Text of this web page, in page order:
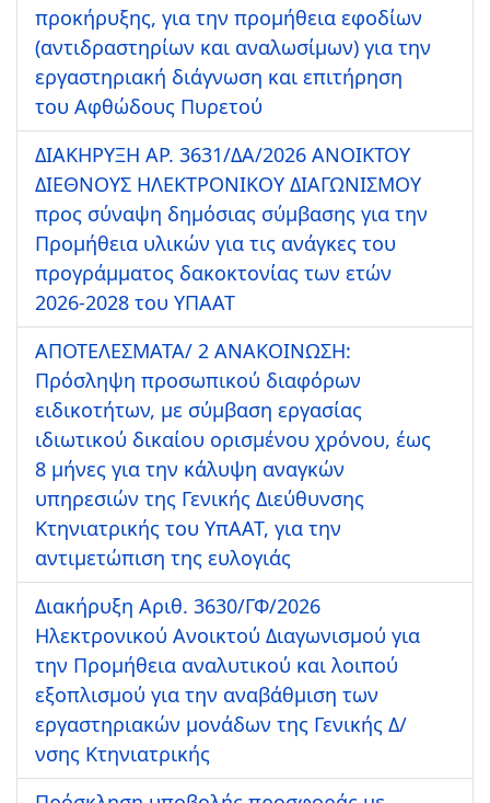
προκήρυξης, για την προμήθεια εφοδίων
(αντιδραστηρίων και αναλωσίμων) για την
εργαστηριακή διάγνωση και επιτήρηση
του Αφθώδους Πυρετού
ΔΙΑΚΗΡΥΞΗ ΑΡ. 3631/ΔΑ/2026 ΑΝΟΙΚΤΟΥ
ΔΙΕΘΝΟΥΣ ΗΛΕΚΤΡΟΝΙΚΟΥ ΔΙΑΓΩΝΙΣΜΟΥ
προς σύναψη δημόσιας σύμβασης για την
Προμήθεια υλικών για τις ανάγκες του
προγράμματος δακοκτονίας των ετών
2026-2028 του ΥΠΑΑΤ
ΑΠΟΤΕΛΕΣΜΑΤΑ/ 2 ΑΝΑΚΟΙΝΩΣΗ:
Πρόσληψη προσωπικού διαφόρων
ειδικοτήτων, με σύμβαση εργασίας
ιδιωτικού δικαίου ορισμένου χρόνου, έως
8 μήνες για την κάλυψη αναγκών
υπηρεσιών της Γενικής Διεύθυνσης
Κτηνιατρικής του ΥπΑΑΤ, για την
αντιμετώπιση της ευλογιάς
Διακήρυξη Αριθ. 3630/ΓΦ/2026
Ηλεκτρονικού Ανοικτού Διαγωνισμού για
την Προμήθεια αναλυτικού και λοιπού
εξοπλισμού για την αναβάθμιση των
εργαστηριακών μονάδων της Γενικής Δ/
νσης Κτηνιατρικής